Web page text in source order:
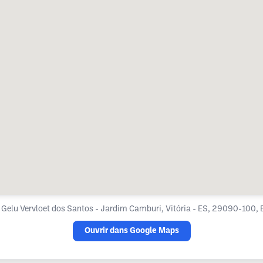
Gelu Vervloet dos Santos - Jardim Camburi, Vitória - ES, 29090-100,
Ouvrir dans Google Maps